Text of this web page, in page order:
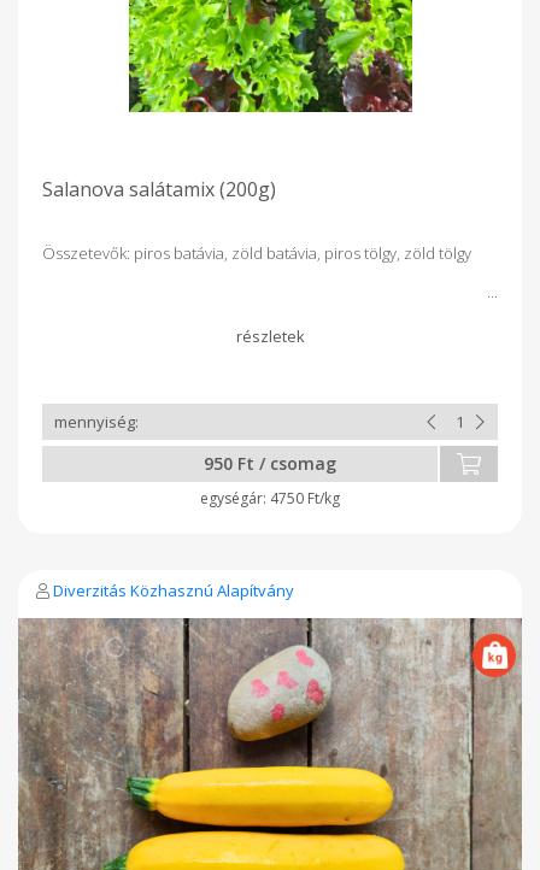
Salanova salátamix (200g)
Összetevők: piros batávia, zöld batávia, piros tölgy, zöld tölgy
950 Ft / csomag
4750 Ft/kg
Diverzitás Közhasznú Alapítvány